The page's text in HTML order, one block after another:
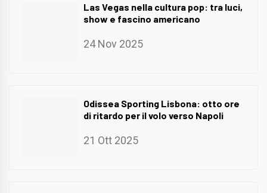
Las Vegas nella cultura pop: tra luci,
show e fascino americano
24 Nov 2025
Odissea Sporting Lisbona: otto ore
di ritardo per il volo verso Napoli
21 Ott 2025